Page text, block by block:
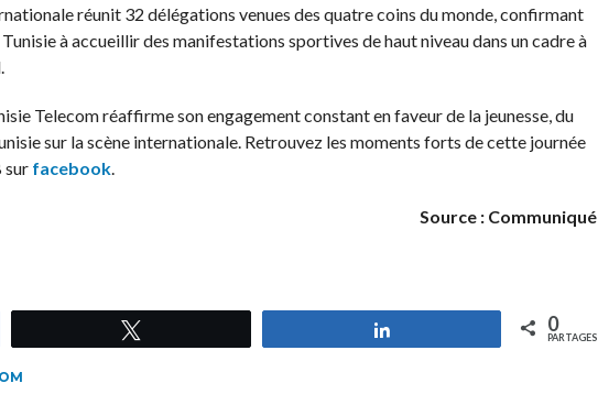
réunit 32 délégations venues des quatre coins du monde, confirmant
à accueillir des manifestations sportives de haut niveau dans un cadre à
Telecom réaffirme son engagement constant en faveur de la jeunesse, du
sur la scène internationale. Retrouvez les moments forts de cette journée
sur facebook.
Source : Communiqué
0
PARTAGES